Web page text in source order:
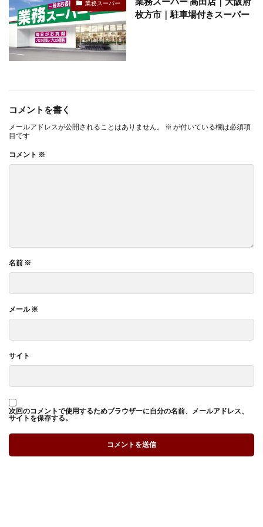
業務スーパー
枚方市｜駐車場付きスーパー
コメントを書く
メールアドレスが公開されることはありません。 ※ が付いている欄は必須項
目です
コメント ※
名前 ※
メール※
サイト
次回のコメントで使用するためブラウザーに自分の名前、メールアドレス、
サイトを保存する。